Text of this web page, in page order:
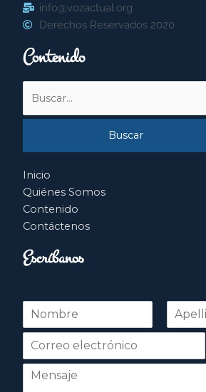
info@vozactual.org
Derechos Reservados 2020
Contenido
por:
Inicio
Quiénes Somos
Contenido
Contáctenos
Escríbanos
N
m
r
Nombre Apellidos